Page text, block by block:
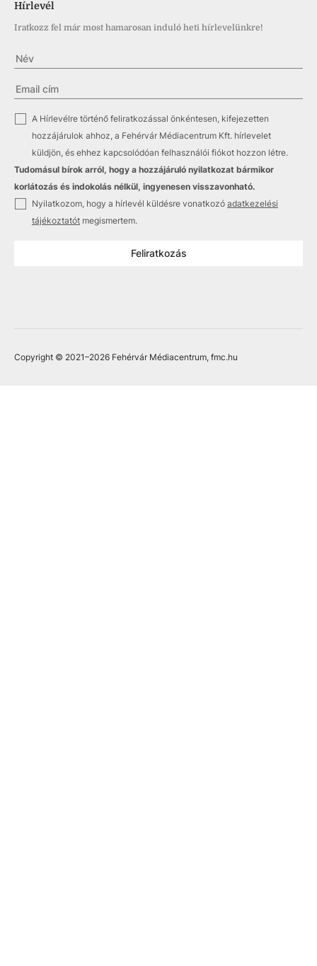
Hírlevél
Iratkozz fel már most hamarosan induló heti hírlevelünkre!
A Hírlevélre történő feliratkozással önkéntesen, kifejezetten
hozzájárulok ahhoz, a Fehérvár Médiacentrum Kft. hírlevelet
küldjön, és ehhez kapcsolódóan felhasználói fiókot hozzon létre.
Tudomásul bírok arról, hogy a hozzájáruló nyilatkozat bármikor
korlátozás és indokolás nélkül, ingyenesen visszavonható.
Nyilatkozom, hogy a hírlevél küldésre vonatkozó adatkezelési
tájékoztatót megismertem.
Feliratkozás
Copyright © 2021–2026 Fehérvár Médiacentrum, fmc.hu